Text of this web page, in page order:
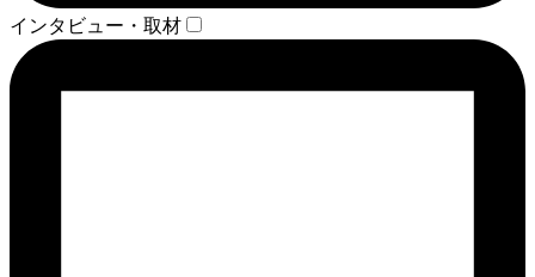
インタビュー・取材